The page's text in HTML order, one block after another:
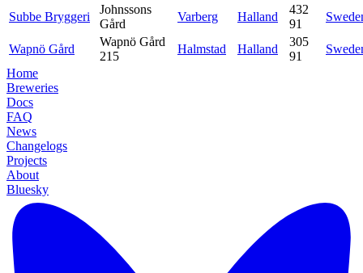
Subbe Bryggeri
Johnssons
Gård
Varberg Halland
432
91
Wapnö Gård
Wapnö Gård
215
Halmstad Halland
305
91
Home
Breweries
Docs
FAQ
News
Changelogs
Projects
About
Bluesky